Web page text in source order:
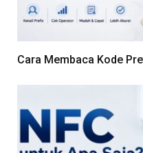
Cara Membaca Kode